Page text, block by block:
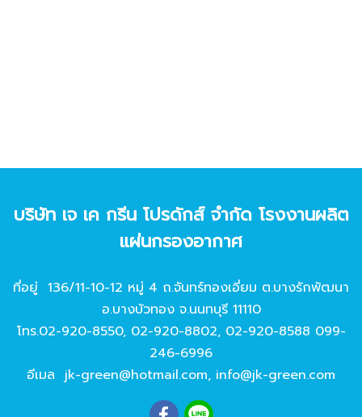
บริษัท เจ เค กรีน โปรดักส์ จํากัด โรงงานผลิต
แผ่นกรองอากาศ
ที่อยู่ 136/11-10-12 หมู่ 4 ถ.จันทร์ทองเอี่ยม ต.บางรักพัฒนา
อ.บางบัวทอง จ.นนทบุรี 11110
โทร.02-920-8550, 02-920-8802, 02-920-8588 099-
246-6996
อีเมล jk-green@hotmail.com, info@jk-green.com